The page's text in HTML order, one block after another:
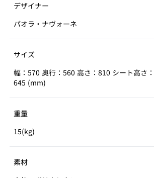
デザイナー
パオラ・ナヴォーネ
サイズ
幅：570 奥行：560 高さ：810 シート高さ
645 (mm)
重量
15(kg)
素材